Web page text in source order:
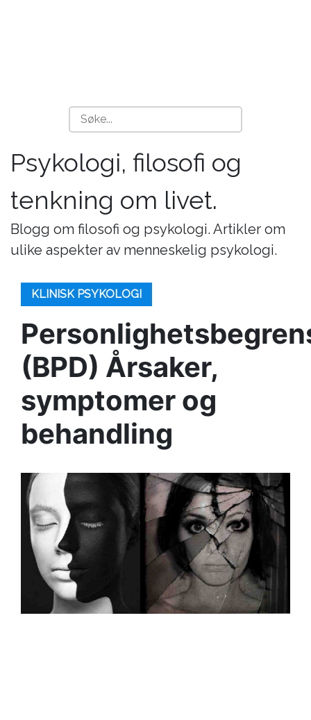
Psykologi, filosofi og
tenkning om livet.
Blogg om filosofi og psykologi. Artikler om
ulike aspekter av menneskelig psykologi.
KLINISK PSYKOLOGI
(BPD) Årsaker,
symptomer og
behandling